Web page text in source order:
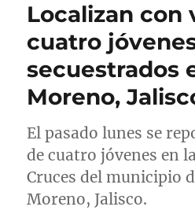
c
d
o
e
l
Localizan con
cuatro
secuestrados
Moreno,
El pasado lunes se
de cuatro jóvenes en
Cruces del municipio
Moreno, Jalisco.